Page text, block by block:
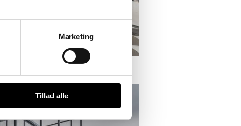
Marketing
Tillad alle